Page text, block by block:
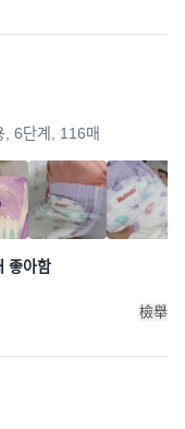
, 6단계, 116매
좋아함
檢舉